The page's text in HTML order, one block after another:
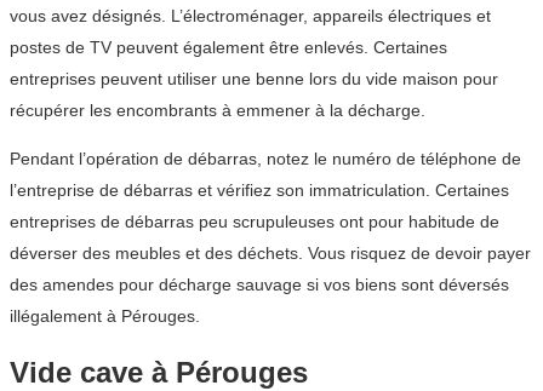
vous avez désignés. L’électroménager, appareils électriques et
postes de TV peuvent également être enlevés. Certaines
entreprises peuvent utiliser une benne lors du vide maison pour
récupérer les encombrants à emmener à la décharge.
Pendant l’opération de débarras, notez le numéro de téléphone de
l’entreprise de débarras et vérifiez son immatriculation. Certaines
entreprises de débarras peu scrupuleuses ont pour habitude de
déverser des meubles et des déchets. Vous risquez de devoir payer
des amendes pour décharge sauvage si vos biens sont déversés
illégalement à Pérouges.
Vide cave à Pérouges